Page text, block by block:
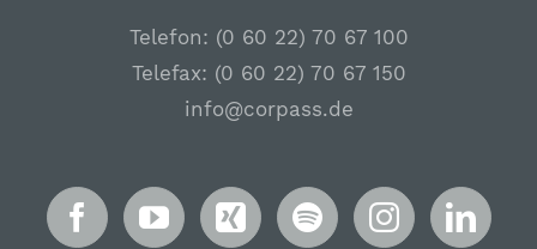
Telefon: (0 60 22) 70 67 100
Telefax: (0 60 22) 70 67 150
info@corpass.de